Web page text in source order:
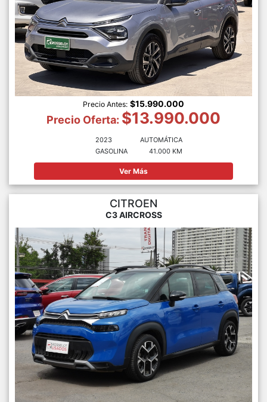
Precio Antes: $15.990.000
Precio Oferta: $13.990.000
2023
GASOLINA
AUTOMÁTICA
41.000 KM
Ver Más
CITROEN
C3 AIRCROSS